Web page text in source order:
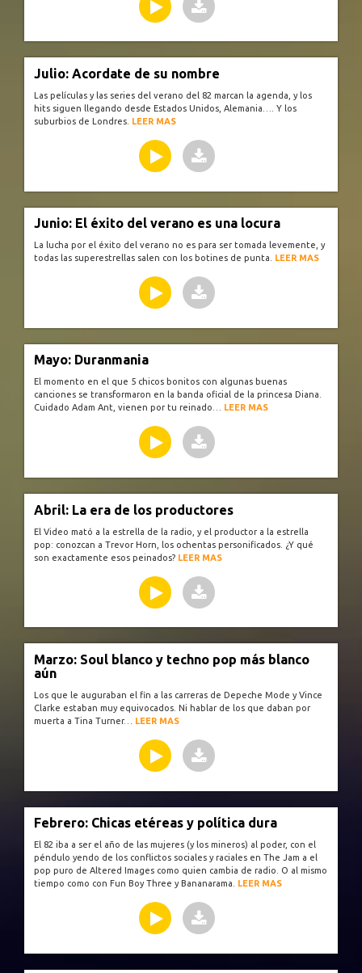
Julio: Acordate de su nombre
Las películas y las series del verano del 82 marcan la agenda, y los
hits siguen llegando desde Estados Unidos, Alemania…. Y los
suburbios de Londres. LEER MAS
Junio: El éxito del verano es una locura
La lucha por el éxito del verano no es para ser tomada levemente, y
todas las superestrellas salen con los botines de punta.
LEER MAS
Mayo: Duranmania
El momento en el que 5 chicos bonitos con algunas buenas
canciones se transformaron en la banda oficial de la princesa Diana.
Cuidado Adam Ant, vienen por tu reinado…
LEER MAS
Abril: La era de los productores
El Video mató a la estrella de la radio, y el productor a la estrella
pop: conozcan a Trevor Horn, los ochentas personificados. ¿Y qué
son exactamente esos peinados? LEER MAS
Marzo: Soul blanco y techno pop más blanco
aún
Los que le auguraban el fin a las carreras de Depeche Mode y Vince
Clarke estaban muy equivocados. Ni hablar de los que daban por
muerta a Tina Turner…
LEER MAS
Febrero: Chicas etéreas y política dura
El 82 iba a ser el año de las mujeres (y los mineros) al poder, con el
péndulo yendo de los conflictos sociales y raciales en The Jam a el
pop puro de Altered Images como quien cambia de radio. O al mismo
tiempo como con Fun Boy Three y Bananarama.
LEER MAS